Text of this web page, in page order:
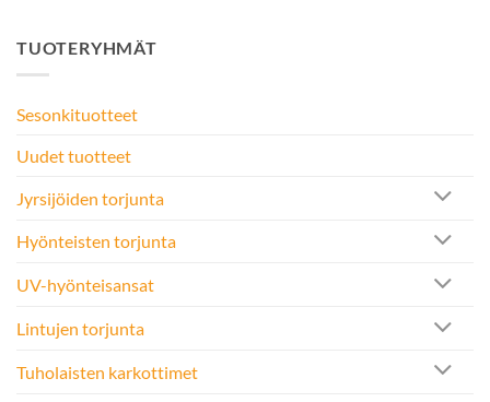
TUOTERYHMÄT
Sesonkituotteet
Uudet tuotteet
Jyrsijöiden torjunta
Hyönteisten torjunta
UV-hyönteisansat
Lintujen torjunta
Tuholaisten karkottimet